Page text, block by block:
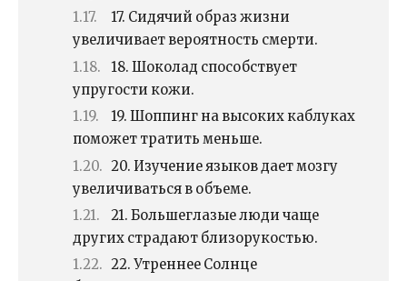
17. Сидячий образ жизни
увеличивает вероятность смерти.
18. Шоколад способствует
упругости кожи.
19. Шоппинг на высоких каблуках
поможет тратить меньше.
20. Изучение языков дает мозгу
увеличиваться в объеме.
21. Большеглазые люди чаще
других страдают близорукостью.
22. Утреннее Солнце